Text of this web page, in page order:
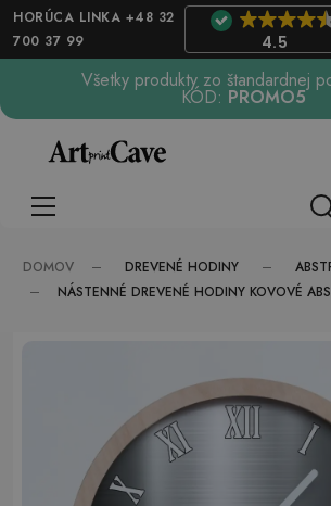
HORÚCA LINKA +48 32
700 37 99
4.5
Všetky produkty zo štandardnej
KÓD: PROMO5
DOMOV DREVENÉ HODINY
NÁSTENNÉ DREVENÉ HODINY KOVOVÉ